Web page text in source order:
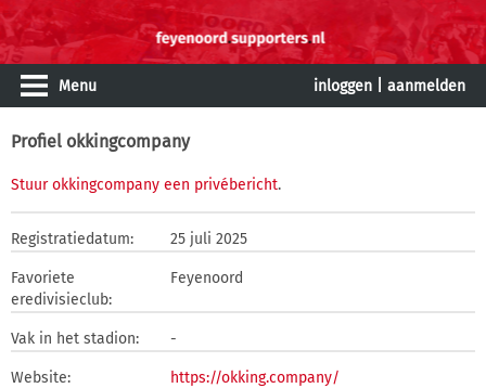
Menu inloggen aanmelden
Profiel okkingcompany
Stuur okkingcompany een privébericht.
Registratiedatum: 25 juli 2025
Favoriete
eredivisieclub:
Feyenoord
Vak in het stadion: -
Website: https://okking.company/